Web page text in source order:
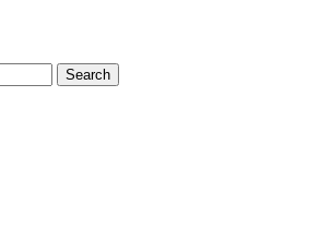
Search